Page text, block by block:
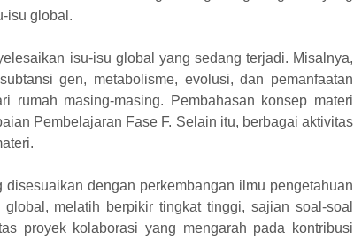
isu global.
isu-isu global yang sedang terjadi. Misalnya,
subtansi gen, metabolisme, evolusi, dan pemanfaatan
rumah masing-masing. Pembahasan konsep materi
Pembelajaran Fase F. Selain itu, berbagaiaktivitas
dengan perkembangan ilmu pengetahuan
melatih berpikir tingkat tinggi, sajian soal-soal
proyek kolaborasi yang mengarah pada kontribusi